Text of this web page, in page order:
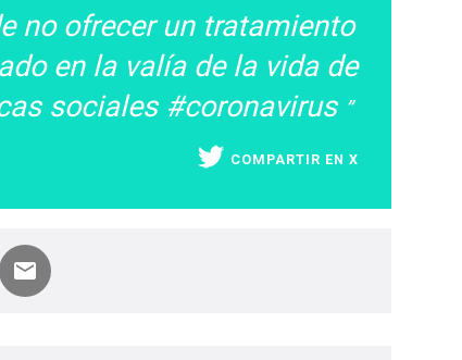
no ofrecer un tratamiento
en la valía de la vida de
sociales #coronavirus
COMPARTIR EN X